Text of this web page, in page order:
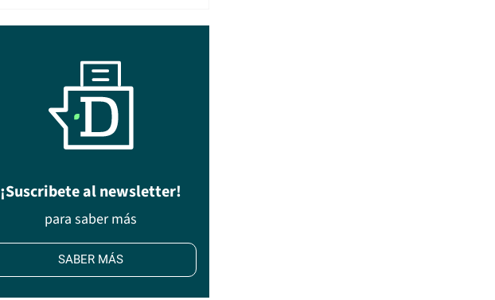
¡Suscribete al newsletter!
para saber más
SABER MÁS